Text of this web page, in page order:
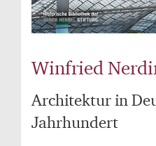
Winfried
Architektur in
Jahrhundert